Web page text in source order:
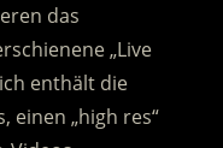
das
„Live
enthält die
einen „high res“